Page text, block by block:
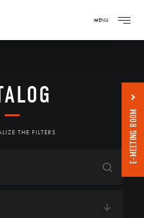
MENU
THE FILTERS E-MEETING ROOM